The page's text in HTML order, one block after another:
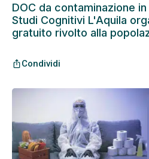
DOC da contaminazione
Studi Cognitivi L'Aquila
gratuito rivolto alla
ios_shareCondividi